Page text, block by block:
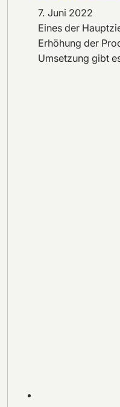
7. Juni 2022
Eines der
Erhöhung der
Umsetzung gibt